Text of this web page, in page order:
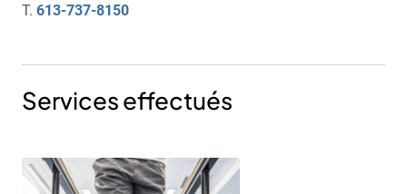
T. 613-737-8150
Services effectués